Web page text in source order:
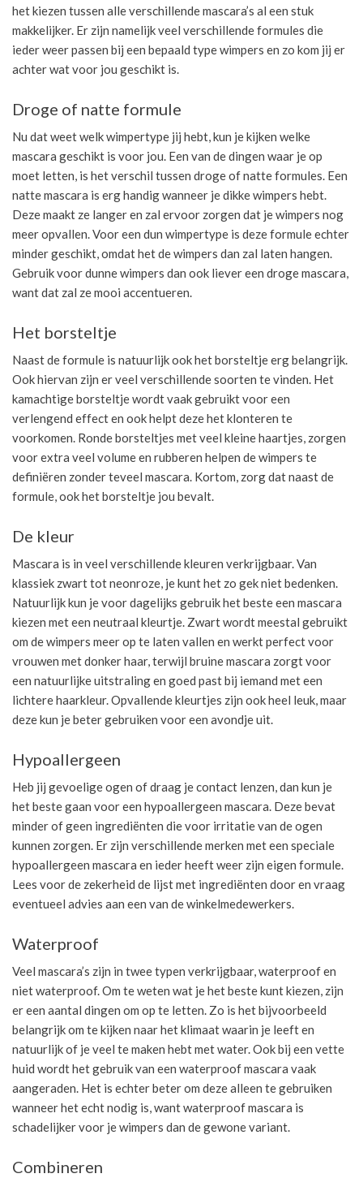
het kiezen tussen alle verschillende mascara’s al een stuk
makkelijker. Er zijn namelijk veel verschillende formules die
ieder weer passen bij een bepaald type wimpers en zo kom jij er
achter wat voor jou geschikt is.
Droge of natte formule
Nu dat weet welk wimpertype jij hebt, kun je kijken welke
mascara geschikt is voor jou. Een van de dingen waar je op
moet letten, is het verschil tussen droge of natte formules. Een
natte mascara is erg handig wanneer je dikke wimpers hebt.
Deze maakt ze langer en zal ervoor zorgen dat je wimpers nog
meer opvallen. Voor een dun wimpertype is deze formule echter
minder geschikt, omdat het de wimpers dan zal laten hangen.
Gebruik voor dunne wimpers dan ook liever een droge mascara,
want dat zal ze mooi accentueren.
Het borsteltje
Naast de formule is natuurlijk ook het borsteltje erg belangrijk.
Ook hiervan zijn er veel verschillende soorten te vinden. Het
kamachtige borsteltje wordt vaak gebruikt voor een
verlengend effect en ook helpt deze het klonteren te
voorkomen. Ronde borsteltjes met veel kleine haartjes, zorgen
voor extra veel volume en rubberen helpen de wimpers te
definiëren zonder teveel mascara. Kortom, zorg dat naast de
formule, ook het borsteltje jou bevalt.
De kleur
Mascara is in veel verschillende kleuren verkrijgbaar. Van
klassiek zwart tot neonroze, je kunt het zo gek niet bedenken.
Natuurlijk kun je voor dagelijks gebruik het beste een mascara
kiezen met een neutraal kleurtje. Zwart wordt meestal gebruikt
om de wimpers meer op te laten vallen en werkt perfect voor
vrouwen met donker haar, terwijl bruine mascara zorgt voor
een natuurlijke uitstraling en goed past bij iemand met een
lichtere haarkleur. Opvallende kleurtjes zijn ook heel leuk, maar
deze kun je beter gebruiken voor een avondje uit.
Hypoallergeen
Heb jij gevoelige ogen of draag je contact lenzen, dan kun je
het beste gaan voor een hypoallergeen mascara. Deze bevat
minder of geen ingrediënten die voor irritatie van de ogen
kunnen zorgen. Er zijn verschillende merken met een speciale
hypoallergeen mascara en ieder heeft weer zijn eigen formule.
Lees voor de zekerheid de lijst met ingrediënten door en vraag
eventueel advies aan een van de winkelmedewerkers.
Waterproof
Veel mascara’s zijn in twee typen verkrijgbaar, waterproof en
niet waterproof. Om te weten wat je het beste kunt kiezen, zijn
er een aantal dingen om op te letten. Zo is het bijvoorbeeld
belangrijk om te kijken naar het klimaat waarin je leeft en
natuurlijk of je veel te maken hebt met water. Ook bij een vette
huid wordt het gebruik van een waterproof mascara vaak
aangeraden. Het is echter beter om deze alleen te gebruiken
wanneer het echt nodig is, want waterproof mascara is
schadelijker voor je wimpers dan de gewone variant.
Combineren